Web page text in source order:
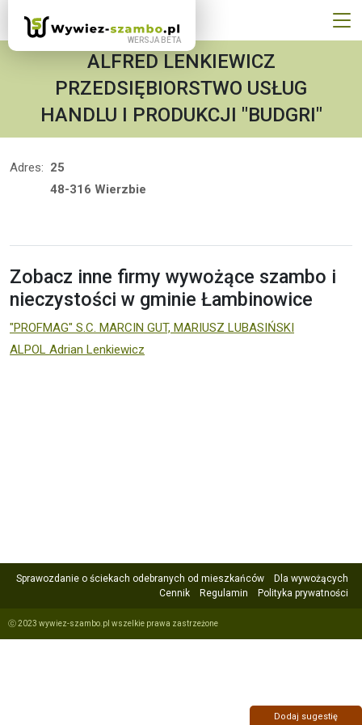
ALFRED LENKIEWICZ
PRZEDSIĘBIORSTWO USŁUG
HANDLU I PRODUKCJI "BUDGRI"
Adres: 25
48-316 Wierzbie
Zobacz inne firmy wywożące szambo i
nieczystości w gminie Łambinowice
"PROFMAG" S.C. MARCIN GUT, MARIUSZ LUBASIŃSKI
ALPOL Adrian Lenkiewicz
Sprawozdanie o ściekach odebranych od mieszkańców
Dla wywożących
Cennik
Regulamin Polityka prywatności
ⓒ 2023 wywiez-szambo.pl wszelkie prawa zastrzeżone
Dodaj sugestię